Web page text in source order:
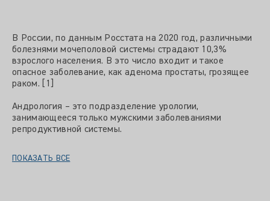
В России, по данным Росстата на 2020 год, различными
болезнями мочеполовой системы страдают 10,3%
взрослого населения. В это число входит и такое
опасное заболевание, как аденома простаты, грозящее
раком. [1]
Андрология – это подразделение урологии,
занимающееся только мужскими заболеваниями
репродуктивной системы.
ПОКАЗАТЬ ВСЕ